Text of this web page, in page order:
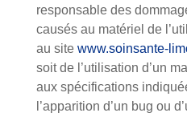
responsable des
causés au matériel de
au site www.soinsante-
soit de l’utilisation d’un
aux spécifications
l’apparition d’un bug ou